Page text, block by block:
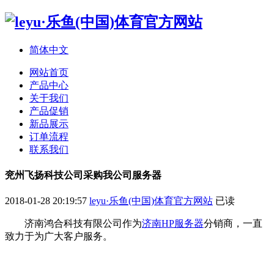
简体中文
网站首页
产品中心
关于我们
产品促销
新品展示
订单流程
联系我们
兖州飞扬科技公司采购我公司服务器
2018-01-28 20:19:57 leyu·乐鱼(中国)体育官方网站 已读
济南鸿合科技有限公司作为济南HP服务器分销商，一直
致力于为广大客户服务。